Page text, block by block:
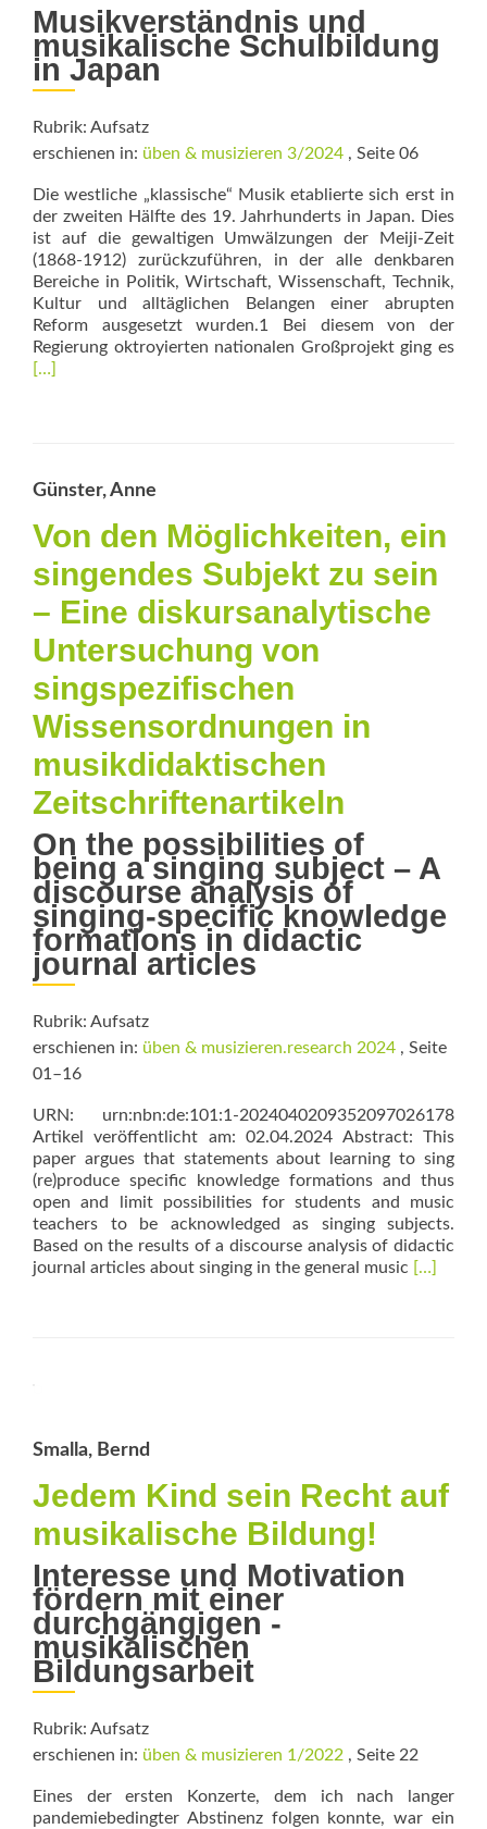
Musikverständnis und
musikalische Schulbildung
in Japan
Rubrik: Aufsatz
erschienen in: üben & musizieren 3/2024 , Seite 06
Die westliche „klassische“ Musik etablierte sich erst in
der zweiten Hälfte des 19. Jahrhunderts in Japan. Dies
ist auf die gewaltigen Umwälzungen der Meiji-Zeit
(1868-1912) zurückzuführen, in der alle denkbaren
Bereiche in Politik, Wirtschaft, Wissenschaft, Technik,
Kultur und alltäglichen Belangen einer abrupten
Reform ausgesetzt wurden.1 Bei diesem von der
Regierung oktroyierten nationalen Großprojekt ging es
[…]
Günster, Anne
Von den Möglichkeiten, ein
singendes Subjekt zu sein
– Eine diskursanalytische
Untersuchung von
singspezifischen
Wissensordnungen in
musikdidaktischen
Zeitschriftenartikeln
On the possibilities of
being a singing subject – A
discourse analysis of
singing-specific knowledge
formations in didactic
journal articles
Rubrik: Aufsatz
erschienen in: üben & musizieren.research 2024 , Seite
01–16
URN: urn:nbn:de:101:1-2024040209352097026178
Artikel veröffentlicht am: 02.04.2024 Abstract: This
paper argues that statements about learning to sing
(re)produce specific knowledge formations and thus
open and limit possibilities for students and music
teachers to be acknowledged as singing subjects.
Based on the results of a discourse analysis of didactic
journal articles about singing in the general music Read
sein
–
[…]
Smalla, Bernd
Jedem Kind sein Recht auf
musikalische Bildung!
Interesse und Motivation
fördern mit einer
durchgängigen ­
musikalischen
Bildungsarbeit
Rubrik: Aufsatz
erschienen in: üben & musizieren 1/2022 , Seite 22
Eines der ersten Konzerte, dem ich nach langer
pandemiebedingter Abstinenz folgen konnte, war ein